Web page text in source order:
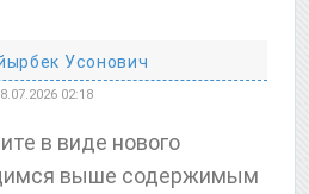
Усонович
02:18
в виде нового
выше содержимым